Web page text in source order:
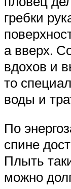
гребки
а вверх.
вдохов и
то
воды и
По
спине
Плыть
можно